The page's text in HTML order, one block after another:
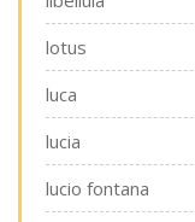
lotus
luca
lucia
lucio fontana